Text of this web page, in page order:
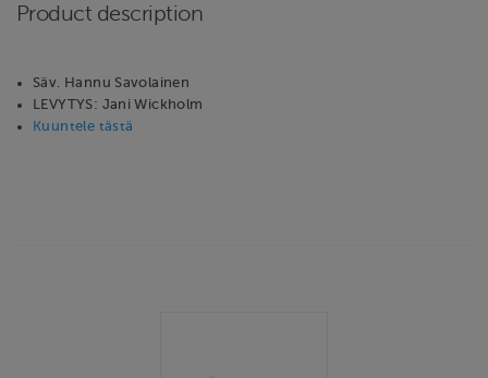
Product description
Säv. Hannu Savolainen
LEVYTYS: Jani Wickholm
Kuuntele tästä